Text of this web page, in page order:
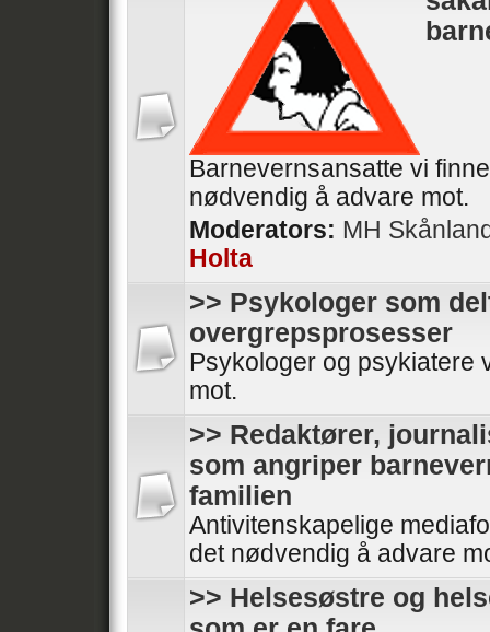
Barnevernsansatte vi
nødvendig å advare mot.
Moderators: MH
Holta
>> Psykologer som
overgrepsprosesser
Psykologer og psykiatere
mot.
>> Redaktører,
som angriper
familien
Antivitenskapelige
det nødvendig å advare
>> Helsesøstre og